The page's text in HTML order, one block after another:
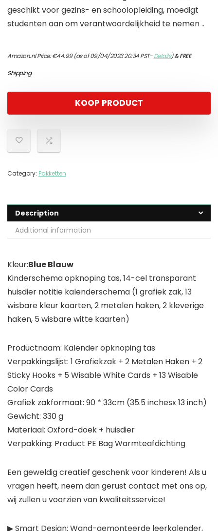
geschikt voor gezins- en schoolopleiding, moedigt
studenten aan om verantwoordelijkheid te nemen ..
Amazon.nl Price:€44.99(as of 09/04/2023 20:34 PST-Details)&FREE
Shipping.
KOOP PRODUCT
Category: Pakketten
Description
Additional information
Kleur:Blue Blauw
Kinderschema opknoping tas, 14-cel transparant
huisdier notitie kalenderschema (1 grafiek zak, 13
wisbare kleur kaarten, 2 metalen haken, 2 kleverige
haken, 5 wisbare witte kaarten)
Productnaam: Kalender opknoping tas
Verpakkingslijst: 1 Grafiekzak + 2 Metalen Haken + 2
Sticky Hooks + 5 Wisable White Cards + 13 Wisable
Color Cards
Grafiek zakformaat: 90 * 33cm (35.5 inchesx 13 inch)
Gewicht: 330 g
Materiaal: Oxford-doek + huisdier
Verpakking: Product PE Bag Warmteafdichting
Een geweldig creatief geschenk voor kinderen! Als u
vragen heeft, neem dan gerust contact met ons op,
wij zullen u voorzien van kwaliteitsservice!
▶ Smart Design: Wand-gemonteerde leerkalender,